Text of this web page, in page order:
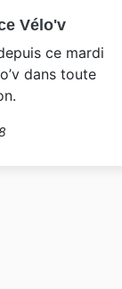
Vélo'v
ce mardi
dans toute